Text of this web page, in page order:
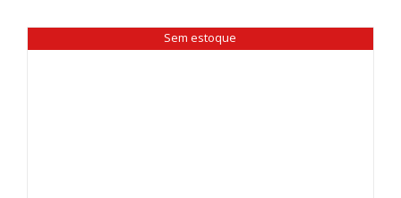
Sem estoque